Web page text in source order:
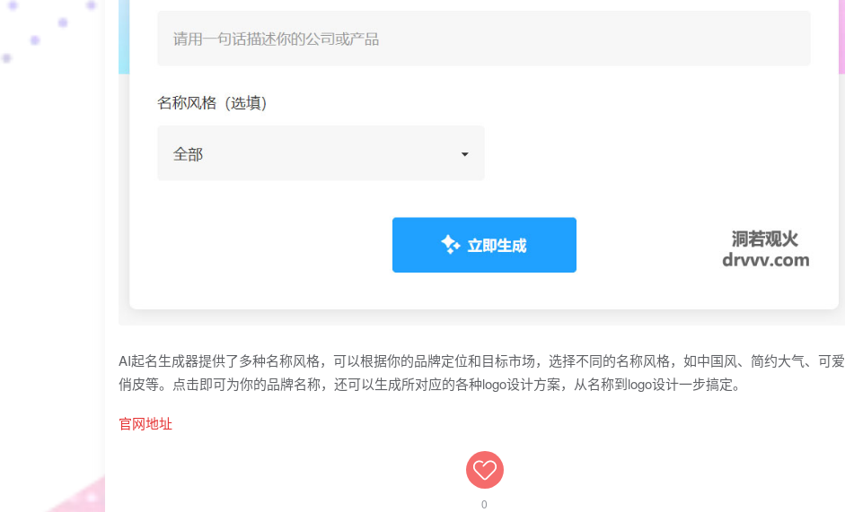
AI起名生成器提供了多种名称风格，可以根据你的品牌定位和目标市场，选择不同的名称风格，如中国风、简约大气、可爱
俏皮等。点击即可为你的品牌名称，还可以生成所对应的各种logo设计方案，从名称到logo设计一步搞定。
官网地址
0